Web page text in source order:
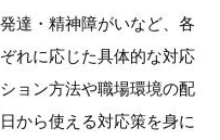
達・精神障がいなど、各
れに応じた具体的な対応
ョン方法や職場環境の配
から使える対応策を身に